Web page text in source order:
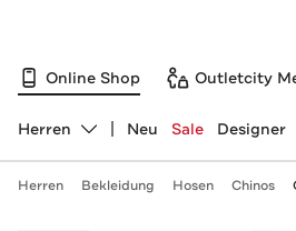
Online Shop Outletcity
Abteilung ändern, ausgewählt:
Herren Neu Sale Designer
Herren Bekleidung Hosen Chinos